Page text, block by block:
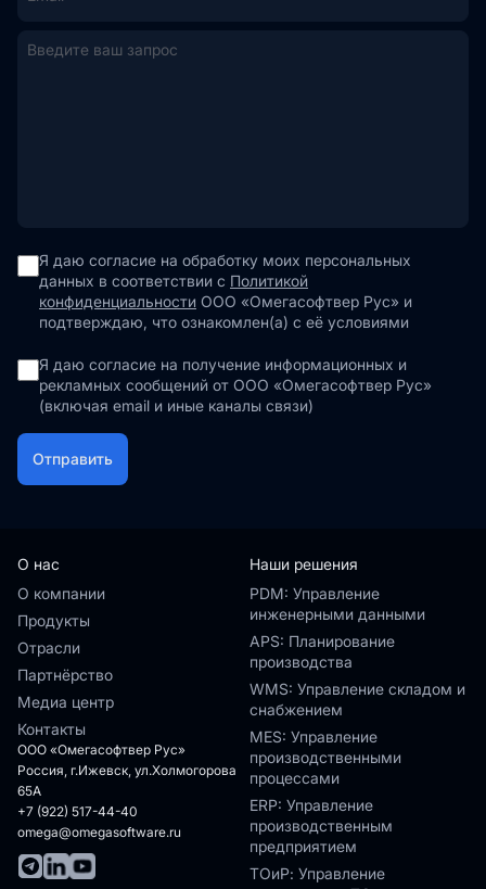
Я даю согласие на обработку моих персональных
данных в соответствии с Политикой
конфиденциальности ООО «Омегасофтвер Рус» и
подтверждаю, что ознакомлен(а) с её условиями
Я даю согласие на получение информационных и
рекламных сообщений от ООО «Омегасофтвер Рус»
(включая email и иные каналы связи)
Отправить
ООО «Омегасофтвер Рус»
Россия, г.Ижевск, ул.Холмогорова
65А
+7 (922) 517-44-40
omega@omegasoftware.ru
О нас
О компании
Продукты
Отрасли
Партнёрство
Медиа центр
Контакты
Наши решения
PDM: Управление
инженерными данными
APS: Планирование
производства
WMS: Управление складом и
снабжением
MES: Управление
производственными
процессами
ERP: Управление
производственным
предприятием
ТОиР: Управление